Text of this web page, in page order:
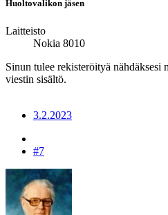
Huoltovalikon jäsen
Laitteisto
Nokia 8010
Sinun tulee rekisteröityä nähdäksesi
viestin sisältö.
3.2.2023
#7